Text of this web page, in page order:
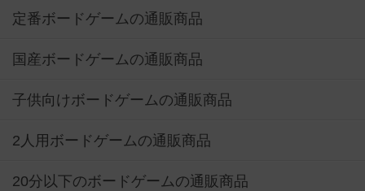
定番ボードゲームの通販商品
国産ボードゲームの通販商品
子供向けボードゲームの通販商品
2人用ボードゲームの通販商品
20分以下のボードゲームの通販商品